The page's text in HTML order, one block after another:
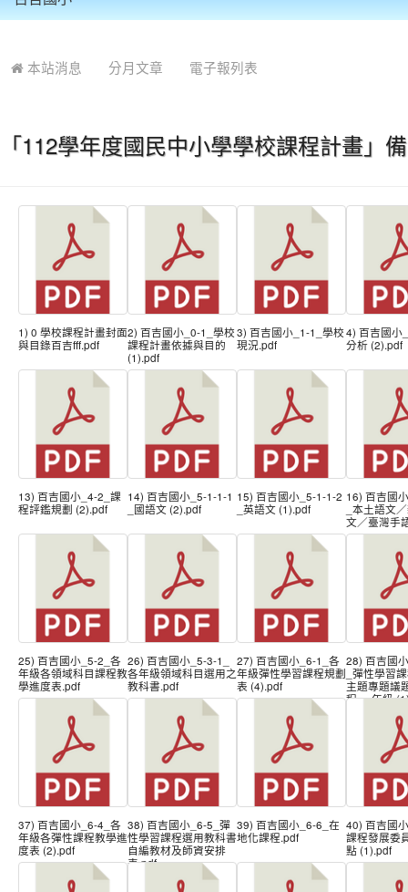
本站消息 分月文章 電子報列表
「112學年度國民中小學學校課程計畫」
1) 0 學校課程計畫封面
與目錄百吉fff.pdf
2) 百吉國小_0-1_學校
課程計畫依據與目的
(1).pdf
3) 百吉國小_1-1_學校
現況.pdf
4) 百吉國小
分析 (2).pdf
13) 百吉國小_4-2_課
程評鑑規劃 (2).pdf
14) 百吉國小_5-1-1-1
_國語文 (2).pdf
15) 百吉國小_5-1-1-2
_英語文 (1).pdf
16) 百吉國
_本土語文
文／臺灣手
25) 百吉國小_5-2_各
年級各領域科目課程教
學進度表.pdf
26) 百吉國小_5-3-1_
各年級領域科目選用之
教科書.pdf
27) 百吉國小_6-1_各
年級彈性學習課程規劃
表 (4).pdf
28) 百吉國
_彈性學習
主題專題議
程-一年級
37) 百吉國小_6-4_各
年級各彈性課程教學進
度表 (2).pdf
38) 百吉國小_6-5_彈
性學習課程選用教科書
自編教材及師資安排
表.pdf
39) 百吉國小_6-6_在
地化課程.pdf
40) 百吉國
課程發展委
點 (1).pdf